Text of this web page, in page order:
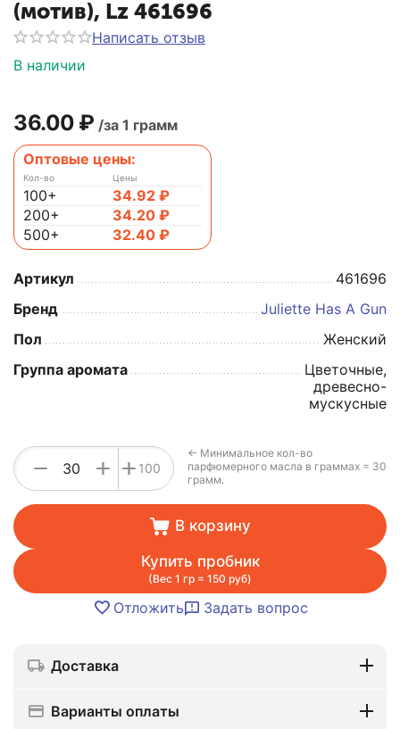
(мотив), Lz 461696
Написать отзыв
В наличии
36.00 ₽ /за 1 грамм
Оптовые цены:
Кол-во
100+
200+
500+
Цены
34.92 ₽
34.20 ₽
32.40 ₽
Артикул
461696
Бренд
Juliette Has A Gun
Пол
Женский
Группа аромата
Цветочные,
древесно-
мускусные
+ 100
+
−
← Минимальное кол-во
парфюмерного масла в граммах = 30
грамм.
В корзину
Купить пробник
(Вес 1 гр = 150 руб)
Отложить Задать вопрос
Доставка
Варианты оплаты